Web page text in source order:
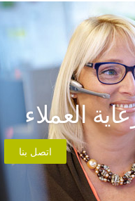
العملاء
اتصل بنا